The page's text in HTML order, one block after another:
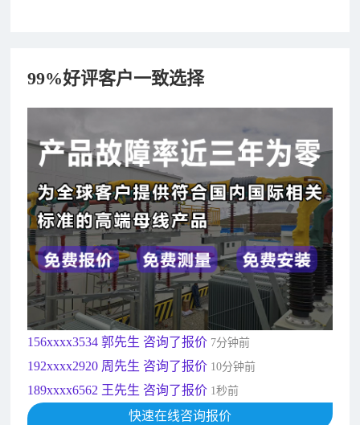
99%好评客户一致选择
7分钟前
156xxxx3534 郭先生 咨询了报价 7分钟前
192xxxx2920 周先生 咨询了报价 10分钟前
189xxxx6562 王先生 咨询了报价1秒前
190xxxx3508 徐女士 咨询了报价5秒前
135xxxx6654 张先生 咨询了报价1分钟前
181xxxx7531 苟先生 咨询了报价5分钟前
182xxxx4350 秦女士 咨询了报价
156xxxx3534 郭先生 咨询了报价
192xxxx2920 周先生 咨询了报价 10分钟前
189xxxx6562 王先生 咨询了报价 1秒前
190xxxx3508 徐女士 咨询了报价 5秒前
135xxxx6654 张先生 咨询了报价1分钟前
快速在线咨询报价